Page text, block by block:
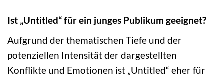
Ist „Untitled“ für ein junges Publikum geeignet?
Aufgrund der thematischen Tiefe und der
potenziellen Intensität der dargestellten
Konflikte und Emotionen ist „Untitled“ eher für